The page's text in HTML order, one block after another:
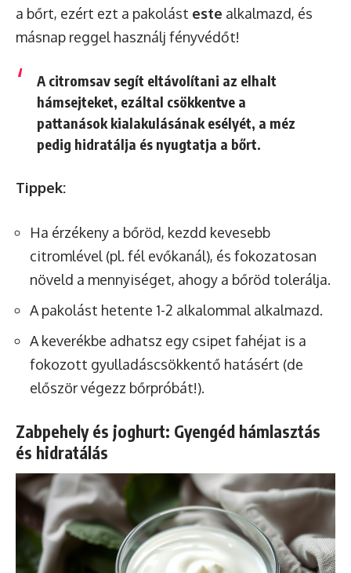
a bőrt, ezért ezt a pakolást este alkalmazd, és
másnap reggel használj fényvédőt!
A citromsav segít eltávolítani az elhalt
hámsejteket, ezáltal csökkentve a
pattanások kialakulásának esélyét, a méz
pedig hidratálja és nyugtatja a bőrt.
Tippek:
Ha érzékeny a bőröd, kezdd kevesebb
citromlével (pl. fél evőkanál), és fokozatosan
növeld a mennyiséget, ahogy a bőröd tolerálja.
A pakolást hetente 1-2 alkalommal alkalmazd.
A keverékbe adhatsz egy csipet fahéjat is a
fokozott gyulladáscsökkentő hatásért (de
először végezz bőrpróbát!).
Zabpehely és joghurt: Gyengéd hámlasztás
és hidratálás